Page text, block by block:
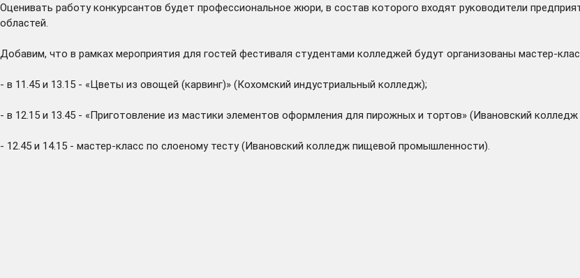
Оценивать работу конкурсантов будет профессиональное жюри, в состав которого входят руководители
областей.
Добавим, что в рамках мероприятия для гостей фестиваля студентами колледжей будут организованы мастер-
- в 11.45 и 13.15 - «Цветы из овощей (карвинг)» (Кохомский индустриальный колледж);
- в 12.15 и 13.45 - «Приготовление из мастики элементов оформления для пирожных и тортов» (Ивановский колледж
- 12.45 и 14.15 - мастер-класс по слоеному тесту (Ивановский колледж пищевой промышленности).